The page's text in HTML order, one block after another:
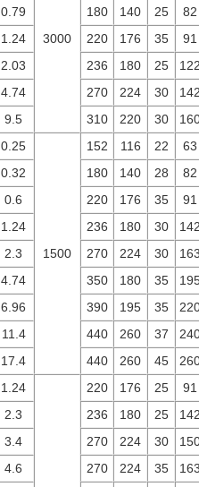
3000
0.79 180 140 25
82
1.24 220 176 35
91
2.03 236 180 25
4.74 270 224 30
9.5 310 220 30
0.25
1500
152 116 22
63
0.32 180 140 28
82
0.6 220 176 35
91
1.24 236 180 30
2.3 270 224 30
4.74 350 180 35
6.96 390 195 35
11.4 440 260 37
17.4 440 260 45
1.24 220 176 25
91
2.3 236 180 25
3.4 270 224 30
4.6 270 224 35